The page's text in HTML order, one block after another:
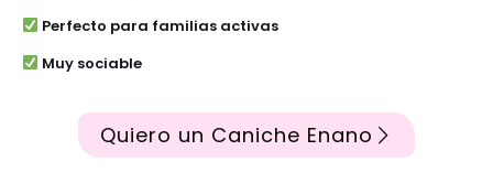
Perfecto para familias activas
Muy sociable
Quiero un Caniche Enano